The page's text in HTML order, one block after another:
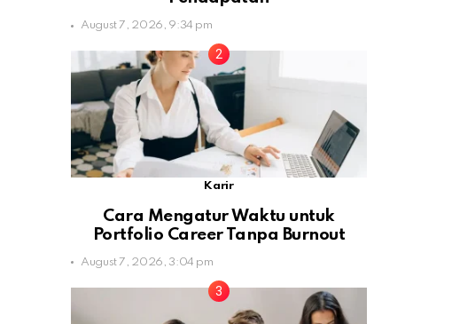
August 7, 2026, 9:34 pm
Karir
Cara Mengatur Waktu untuk
Portfolio Career Tanpa Burnout
August 7, 2026, 3:04 pm